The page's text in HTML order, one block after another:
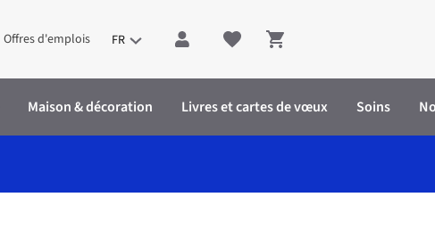
Offres d'emplois FR Shopping cart
Maison & décoration Livres et cartes de vœux Soins